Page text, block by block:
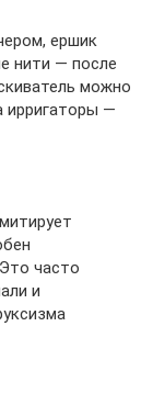
ершик
нити — после
можно
ирригаторы —
часто
и